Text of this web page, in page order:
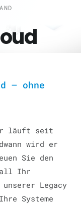
— ohne
läuft seit
wird er
Sie den
Ihr
Legacy
Systeme